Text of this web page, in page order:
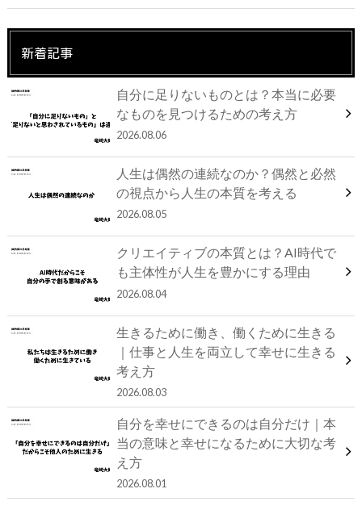
新着記事
自分に足りないものとは？本当に必要
なものを見つけるための考え方
2026.08.06
人生は偶然の連続なのか？偶然と必然
の視点から人生の本質を考える
2026.08.05
クリエイティブの本質とは？AI時代で
も主体性が人生を豊かにする理由
2026.08.04
生きるために働き、働くために生きる
｜仕事と人生を両立して幸せに生きる
考え方
2026.08.03
自分を幸せにできるのは自分だけ｜本
当の意味と幸せになるために大切な考
え方
2026.08.01